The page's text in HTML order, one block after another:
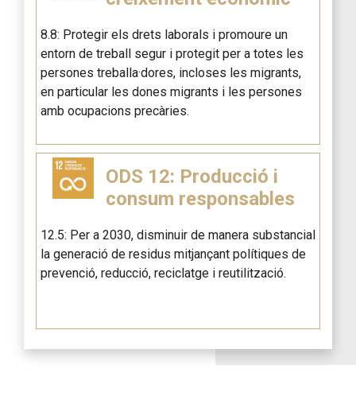
8.8: Protegir els drets laborals i promoure un
entorn de treball segur i protegit per a totes les
persones treballa·dores, incloses les migrants,
en particular les dones migrants i les persones
amb ocupacions precàries.
ODS 12: Producció i
consum responsables
12.5: Per a 2030, disminuir de manera substancial
la generació de residus mitjançant polítiques de
prevenció, reducció, reciclatge i reutilització.